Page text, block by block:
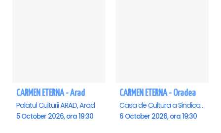
CARMEN ETERNA - Arad
Palatul Culturii ARAD, Arad
5 October 2026, ora 19:30
CARMEN ETERNA - Oradea
Casa de Cultura a Sindicatelor , Oradea
6 October 2026, ora 19:30